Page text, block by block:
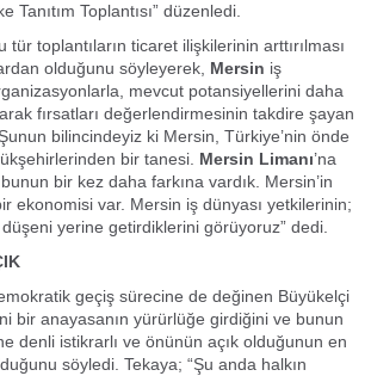
Tanıtım Toplantısı” düzenledi.
tür toplantıların ticaret ilişkilerinin arttırılması
olduğunu söyleyerek, Mersin iş
mevcut potansiyellerini daha
fırsatları değerlendirmesinin takdire şayan
bilincindeyiz ki Mersin, Türkiye’nin önde
bir tanesi. Mersin Limanı’na
bir kez daha farkına vardık. Mersin’in
ekonomisi var. Mersin iş dünyası yetkilerinin;
yerine getirdiklerini görüyoruz” dedi.
geçiş sürecine de değinen Büyükelçi
bir anayasanın yürürlüğe girdiğini ve bunun
denli istikrarlı ve önünün açık olduğunun en
söyledi. Tekaya; “Şu anda halkın